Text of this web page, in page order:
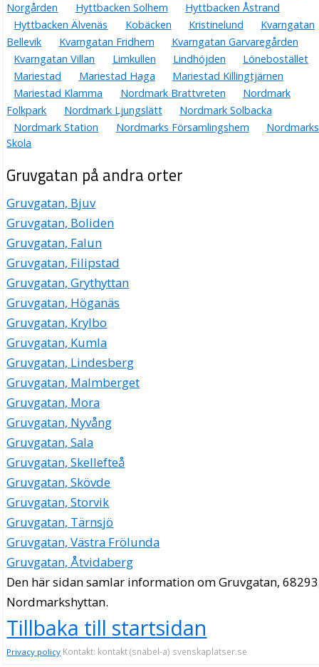
Norgården
Hyttbacken Solhem
Hyttbacken Åstrand
Hyttbacken Älvenäs
Kobäcken Kristinelund
Kvarngatan
Bellevik
Kvarngatan Fridhem
Kvarngatan Garvaregården
Kvarngatan Villan
Limkullen Lindhöjden
Lönebostället
Mariestad
Mariestad Haga
Mariestad Killingtjärnen
Mariestad Klamma
Nordmark Brattvreten
Nordmark
Folkpark
Nordmark Ljungslätt
Nordmark Solbacka
Nordmark Station
Nordmarks Församlingshem
Nordmarks
Skola
Gruvgatan på andra orter
Gruvgatan, Bjuv
Gruvgatan, Boliden
Gruvgatan, Falun
Gruvgatan, Filipstad
Gruvgatan, Grythyttan
Gruvgatan, Höganäs
Gruvgatan, Krylbo
Gruvgatan, Kumla
Gruvgatan, Lindesberg
Gruvgatan, Malmberget
Gruvgatan, Mora
Gruvgatan, Nyvång
Gruvgatan, Sala
Gruvgatan, Skellefteå
Gruvgatan, Skövde
Gruvgatan, Storvik
Gruvgatan, Tärnsjö
Gruvgatan, Västra Frölunda
Gruvgatan, Åtvidaberg
Den här sidan samlar information om Gruvgatan,
Nordmarkshyttan.
Tillbaka till startsidan
Privacy policy Kontakt: kontakt (snabel-a) svenskaplatser.se